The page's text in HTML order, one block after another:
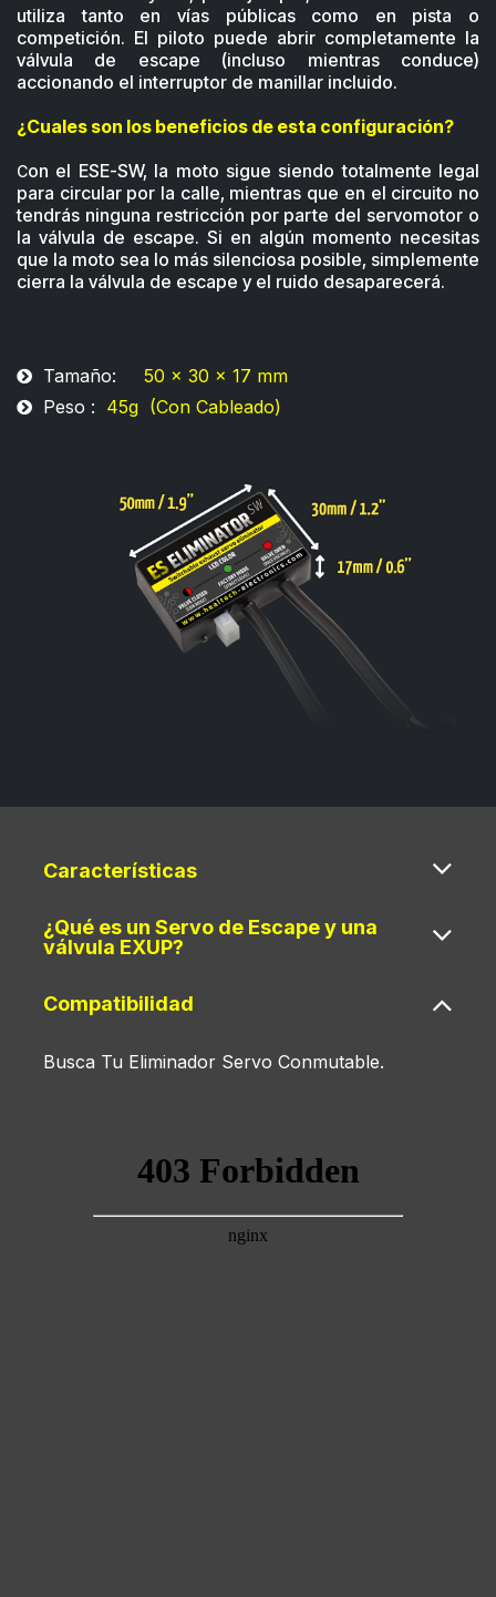
utiliza tanto en vías públicas como en pista o
competición. El piloto puede abrir completamente la
válvula de escape (incluso mientras conduce)
accionando el interruptor de manillar incluido.
¿Cuales son los beneficios de esta configuración?
Con el ESE-SW, la moto sigue siendo totalmente legal
para circular por la calle, mientras que en el circuito no
tendrás ninguna restricción por parte del servomotor o
la válvula de escape. Si en algún momento necesitas
que la moto sea lo más silenciosa posible, simplemente
cierra la válvula de escape y el ruido desaparecerá.​
Tamaño: 50 x 30 x 17 mm
Peso : 45g (Con Cableado)
Características
¿Qué es un Servo de Escape y una
válvula EXUP?
Compatibilidad
Busca Tu Eliminador Servo Conmutable.